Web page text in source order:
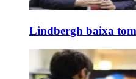
Lindbergh baixa